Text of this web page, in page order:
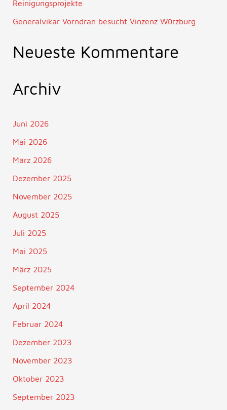
Reinigungsprojekte
Generalvikar Vorndran besucht Vinzenz Würzburg
Neueste Kommentare
Archiv
Juni 2026
Mai 2026
März 2026
Dezember 2025
November 2025
August 2025
Juli 2025
Mai 2025
März 2025
September 2024
April 2024
Februar 2024
Dezember 2023
November 2023
Oktober 2023
September 2023